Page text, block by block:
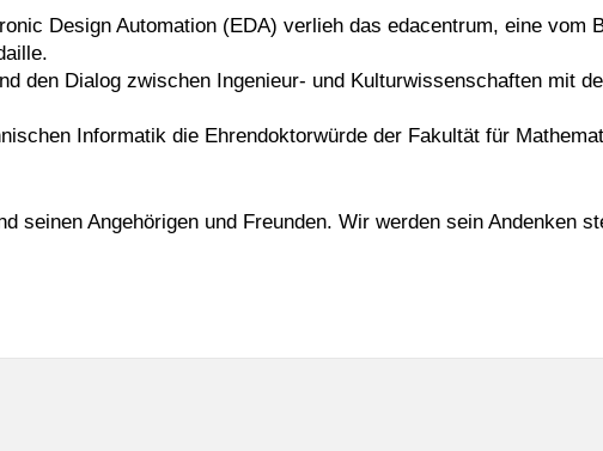
Design Automation (EDA) verlieh das edacentrum, eine vom
den Dialog zwischen Ingenieur- und Kulturwissenschaften mit
Informatik die Ehrendoktorwürde der Fakultät für
seinen Angehörigen und Freunden. Wir werden sein Andenken